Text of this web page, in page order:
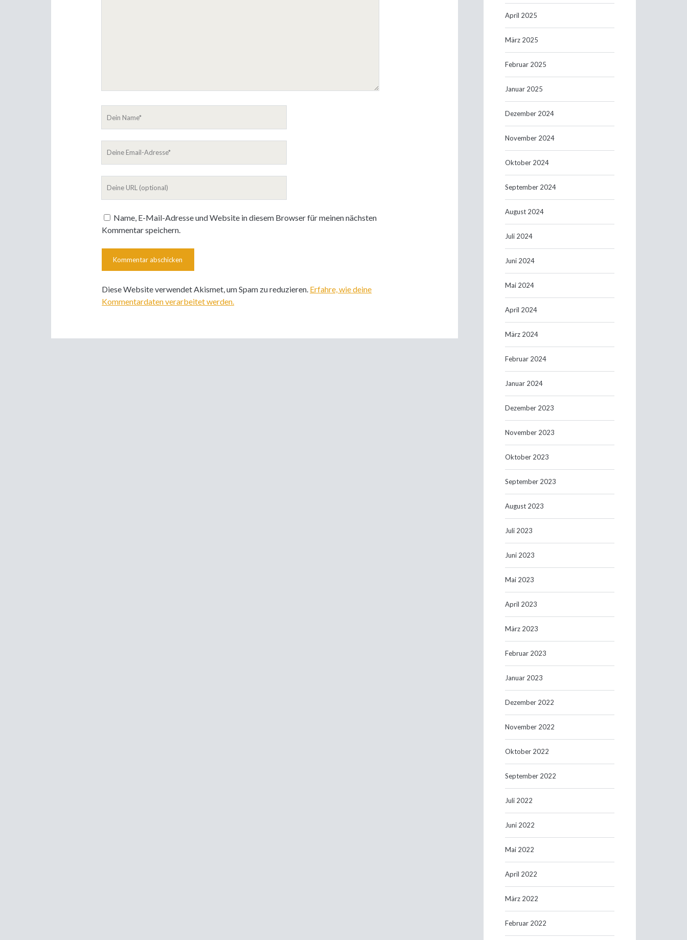
Name
Name, E-Mail-Adresse und Website in diesem Browser für meinen nächsten
Kommentar speichern.
Diese Website verwendet Akismet, um Spam zu reduzieren. Erfahre, wie deine
Kommentardaten verarbeitet werden.
April 2025
März 2025
Februar 2025
Januar 2025
Dezember 2024
November 2024
Oktober 2024
September 2024
August 2024
Juli 2024
Juni 2024
Mai 2024
April 2024
März 2024
Februar 2024
Januar 2024
Dezember 2023
November 2023
Oktober 2023
September 2023
August 2023
Juli 2023
Juni 2023
Mai 2023
April 2023
März 2023
Februar 2023
Januar 2023
Dezember 2022
November 2022
Oktober 2022
September 2022
Juli 2022
Juni 2022
Mai 2022
April 2022
März 2022
Februar 2022